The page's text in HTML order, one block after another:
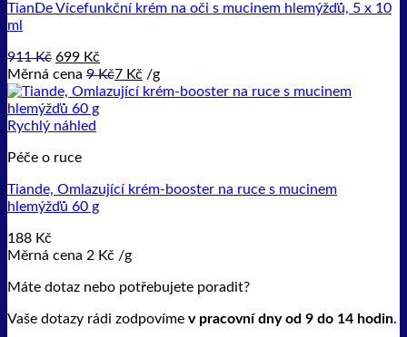
TianDe Vícefunkční krém na oči s mucinem hlemýžďů, 5 x 10
ml
911Kč Původní
cena
byla:
911 Kč.
699 Kč
cena
je:
Měrná cena 9Kč7 Kč /g
Rychlý náhled
Péče o ruce
Tiande, Omlazující krém-booster na ruce s mucinem
hlemýžďů 60 g
188 Kč
Měrná cena 2 Kč /g
Máte dotaz nebo potřebujete poradit?
Vaše dotazy rádi zodpovíme v pracovní dny od 9 do 14 hodin.